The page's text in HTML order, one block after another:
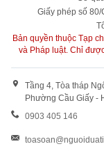
Giấy phép số 80/
Bản quyền thuộc Tạp
và Pháp luật. Chỉ
Tầng 4, Tòa tháp
Phường Cầu Giấy -
0903 405 146